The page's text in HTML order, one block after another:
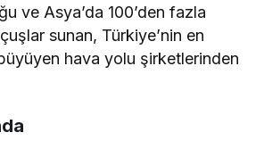
ve Asya’da 100’den fazla
sunan, Türkiye’nin en
hava yolu şirketlerinden